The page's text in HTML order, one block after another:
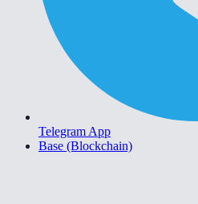
Telegram App
Base (Blockchain)